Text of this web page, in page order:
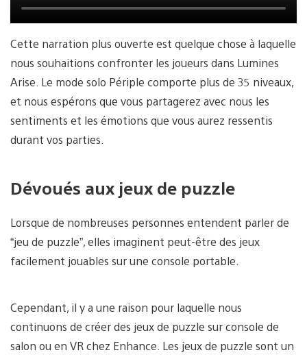
Cette narration plus ouverte est quelque chose à laquelle
nous souhaitions confronter les joueurs dans Lumines
Arise. Le mode solo Périple comporte plus de 35 niveaux,
et nous espérons que vous partagerez avec nous les
sentiments et les émotions que vous aurez ressentis
durant vos parties.
Dévoués aux jeux de puzzle
Lorsque de nombreuses personnes entendent parler de
“jeu de puzzle”, elles imaginent peut-être des jeux
facilement jouables sur une console portable.
Cependant, il y a une raison pour laquelle nous
continuons de créer des jeux de puzzle sur console de
salon ou en VR chez Enhance. Les jeux de puzzle sont un